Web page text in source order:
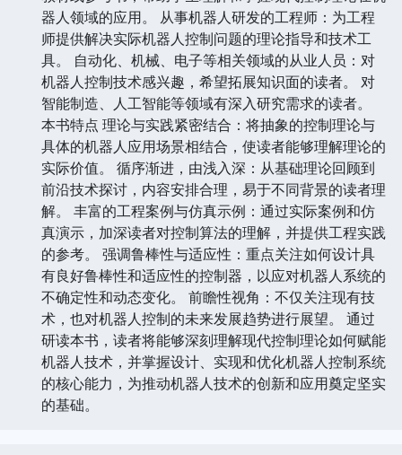
器人领域的应用。 从事机器人研发的工程师：为工程
师提供解决实际机器人控制问题的理论指导和技术工
具。 自动化、机械、电子等相关领域的从业人员：对
机器人控制技术感兴趣，希望拓展知识面的读者。 对
智能制造、人工智能等领域有深入研究需求的读者。
本书特点 理论与实践紧密结合：将抽象的控制理论与
具体的机器人应用场景相结合，使读者能够理解理论的
实际价值。 循序渐进，由浅入深：从基础理论回顾到
前沿技术探讨，内容安排合理，易于不同背景的读者理
解。 丰富的工程案例与仿真示例：通过实际案例和仿
真演示，加深读者对控制算法的理解，并提供工程实践
的参考。 强调鲁棒性与适应性：重点关注如何设计具
有良好鲁棒性和适应性的控制器，以应对机器人系统的
不确定性和动态变化。 前瞻性视角：不仅关注现有技
术，也对机器人控制的未来发展趋势进行展望。 通过
研读本书，读者将能够深刻理解现代控制理论如何赋能
机器人技术，并掌握设计、实现和优化机器人控制系统
的核心能力，为推动机器人技术的创新和应用奠定坚实
的基础。